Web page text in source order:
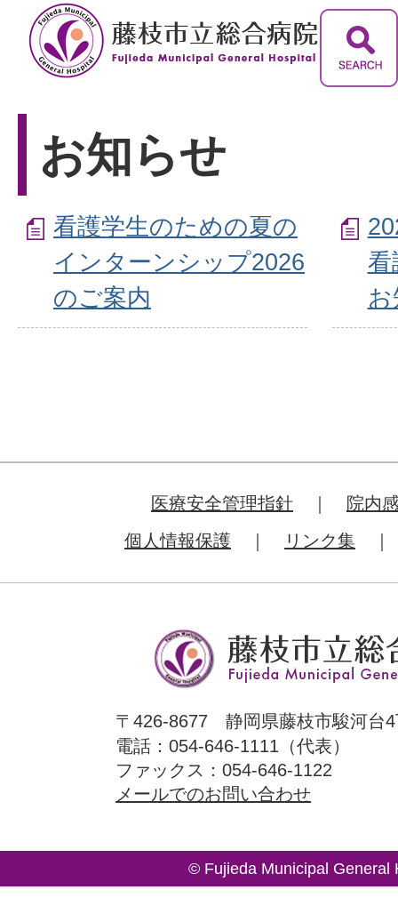
お知らせ
看護学生のための夏の
インターンシップ2026
のご案内
看
医療安全管理指針
院内
個人情報保護
リンク集
〒426-8677 静岡県藤枝市駿河台4
電話：054-646-1111（代表）
ファックス：054-646-1122
メールでのお問い合わせ
© Fujieda Municipal General